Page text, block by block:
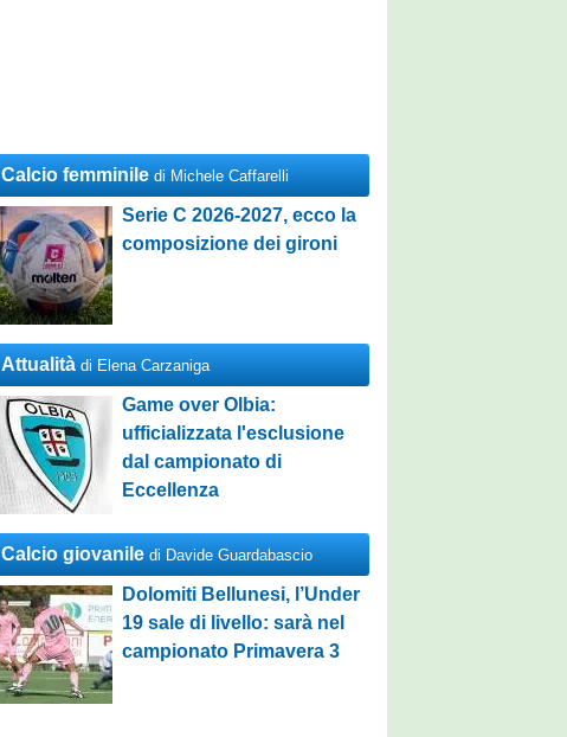
Calcio femminile di Michele Caffarelli
Serie C 2026-2027, ecco la
composizione dei gironi
Attualità di Elena Carzaniga
Game over Olbia:
ufficializzata l'esclusione
dal campionato di
Eccellenza
Calcio giovanile di Davide Guardabascio
Dolomiti Bellunesi, l’Under
19 sale di livello: sarà nel
campionato Primavera 3